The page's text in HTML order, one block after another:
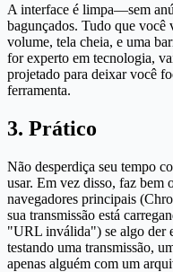
A interface é limpa—sem
bagunçados. Tudo que você
volume, tela cheia, e uma
for experto em tecnologia,
projetado para deixar você
ferramenta.
3. Prático
Não desperdiça seu tempo
usar. Em vez disso, faz bem
navegadores principais
sua transmissão está
"URL inválida") se algo der
testando uma transmissão,
apenas alguém com um